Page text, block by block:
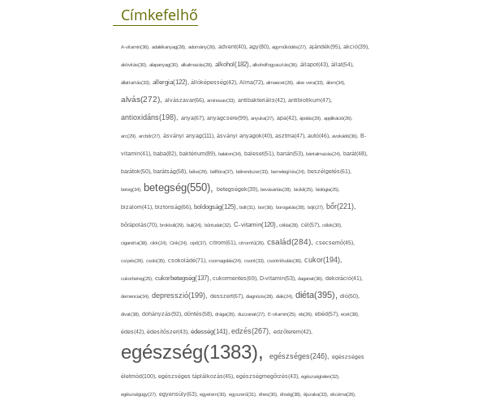
Címkefelhő
A-vitamin(36), adalékanyag(28), adomány(26), advent(40), agy(80), agyműködés(27), ajándék(95), akció(39),
aktivitás(30), alapanyag(30), alkalmazás(28), alkohol(182), alkoholfogyasztás(36), állapot(43), állat(54),
állattartás(33), allergia(122), állóképesség(42), Alma(72), almaecet(26), aloe vera(33), álom(34),
alvás(272), alvászavar(66), aminosav(33), antibakteriális(42), antibiotikum(47),
antioxidáns(198), anya(67), anyagcsere(99), anyuka(27), apa(42), ápolás(29), applikáció(26),
arc(29), arcbőr(27), ásványi anyag(111), ásványi anyagok(40), asztma(47), autó(46), avokádó(36), B-
vitamin(41), baba(82), baktérium(89), balaton(34), baleset(51), banán(53), bántalmazás(24), barát(48),
barátok(50), barátság(58), béke(29), bélflóra(37), bélrendszer(33), bemelegítés(24), beszélgetés(61),
beteg(34), betegség(550), betegségek(39), bevásárlás(28), bicikli(25), biológia(25),
bizalom(41), biztonság(66), boldogság(125), bolt(31), bor(36), borogatás(28), böjt(27), bőr(221),
bőrápolás(70), brokkoli(29), buli(24), bűntudat(32), C-vitamin(120), cékla(28), cél(57), célok(30),
cigaretta(38), cikk(24), Cink(24), cipő(37), citrom(61), citromfű(26), család(284), csecsemő(45),
csípés(26), csoki(35), csokoládé(71), csomagolás(24), csont(33), csontritkulás(36), cukor(194),
cukorbeteg(25), cukorbetegség(137), cukormentes(69), D-vitamin(53), daganat(36), dekoráció(41),
demencia(34), depresszió(199), desszert(67), diagnózis(28), diák(24), diéta(395), dió(50),
divat(38), dohányzás(92), döntés(58), drága(26), duzzanat(27), E-vitamin(25), eb(26), ebéd(57), ecet(38),
édes(42), édesítőszer(43), édesség(141), edzés(267), edzőterem(42),
egészség(1383), egészséges(246), egészséges
életmód(100), egészséges táplálkozás(45), egészségmegőrzés(43), egészségtelen(32),
egészségügy(27), egyensúly(63), egyetem(30), egyszerű(31), éhes(30), éhség(38), éjszaka(33), ekcéma(26),